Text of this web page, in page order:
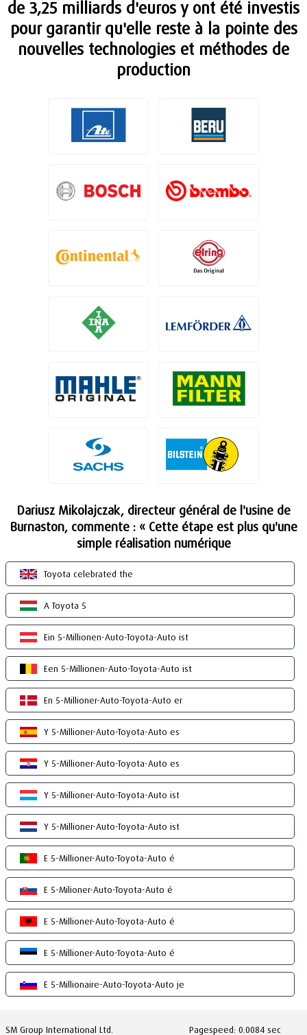
de 3,25 milliards d'euros y ont été investis
pour garantir qu'elle reste à la pointe des
nouvelles technologies et méthodes de
production
Dariusz Mikolajczak, directeur général de l'usine de
Burnaston, commente : « Cette étape est plus qu'une
simple réalisation numérique
Toyota celebrated the
A Toyota 5
Ein 5-Millionen-Auto-Toyota-Auto ist
Een 5-Millionen-Auto-Toyota-Auto ist
En 5-Millioner-Auto-Toyota-Auto er
Y 5-Millioner-Auto-Toyota-Auto es
Y 5-Millioner-Auto-Toyota-Auto es
Y 5-Millioner-Auto-Toyota-Auto ist
Y 5-Millioner-Auto-Toyota-Auto ist
E 5-Millioner-Auto-Toyota-Auto é
E 5-Milioner-Auto-Toyota-Auto é
E 5-Millioner-Auto-Toyota-Auto é
E 5-Millioner-Auto-Toyota-Auto é
E 5-Millionaire-Auto-Toyota-Auto je
SM Group International Ltd. Pagespeed: 0.0084 sec